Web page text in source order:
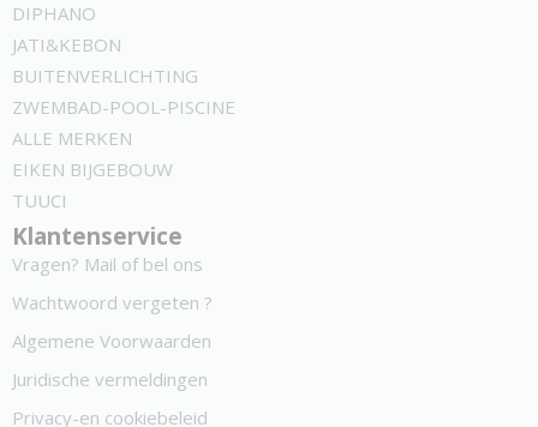
DIPHANO
JATI&KEBON
BUITENVERLICHTING
ZWEMBAD-POOL-PISCINE
ALLE MERKEN
EIKEN BIJGEBOUW
TUUCI
Klantenservice
Vragen? Mail of bel ons
Wachtwoord vergeten ?
Algemene Voorwaarden
Juridische vermeldingen
Privacy-en cookiebeleid